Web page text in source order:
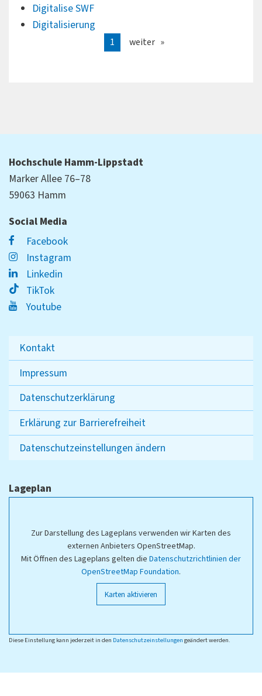
Digitalise SWF
Digitalisierung
1 weiter
Hochschule Hamm-Lippstadt
Marker Allee 76–78
59063 Hamm
Social Media
Facebook
Instagram
Linkedin
TikTok
Youtube
Kontakt
Impressum
Datenschutzerklärung
Erklärung zur Barrierefreiheit
Datenschutzeinstellungen ändern
Lageplan
Zur Darstellung des Lageplans verwenden wir Karten des
externen Anbieters OpenStreetMap.
Mit Öffnen des Lageplans gelten die Datenschutzrichtlinien der
OpenStreetMap Foundation.
Karten aktivieren
Diese Einstellung kann jederzeit in den Datenschutzeinstellungen geändert werden.